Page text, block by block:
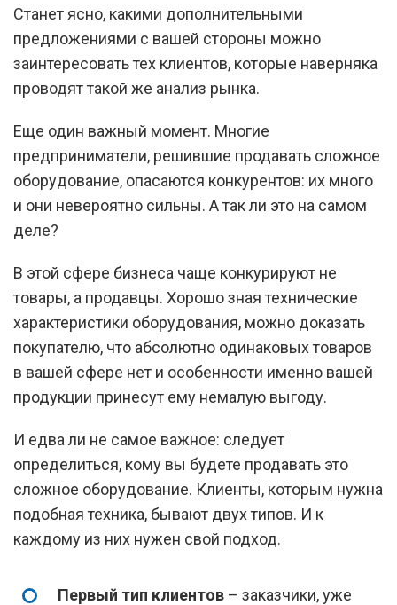
Станет ясно, какими дополнительными
предложениями с вашей стороны можно
заинтересовать тех клиентов, которые наверняка
проводят такой же анализ рынка.
Еще один важный момент. Многие
предприниматели, решившие продавать сложное
оборудование, опасаются конкурентов: их много
и они невероятно сильны. А так ли это на самом
деле?
В этой сфере бизнеса чаще конкурируют не
товары, а продавцы. Хорошо зная технические
характеристики оборудования, можно доказать
покупателю, что абсолютно одинаковых товаров
в вашей сфере нет и особенности именно вашей
продукции принесут ему немалую выгоду.
И едва ли не самое важное: следует
определиться, кому вы будете продавать это
сложное оборудование. Клиенты, которым нужна
подобная техника, бывают двух типов. И к
каждому из них нужен свой подход.
Первый тип клиентов – заказчики, уже